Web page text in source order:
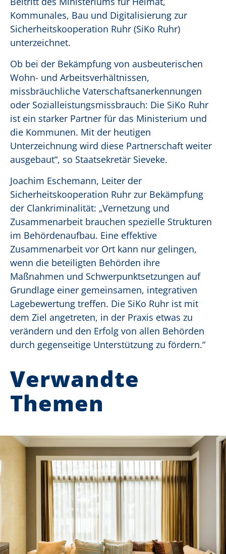
Kommunales, Bau und Digitalisierung zur
Sicherheitskooperation Ruhr (SiKo Ruhr)
unterzeichnet.
Ob bei der Bekämpfung von ausbeuterischen
Wohn- und Arbeitsverhältnissen,
missbräuchliche Vaterschaftsanerkennungen
oder Sozialleistungsmissbrauch: Die SiKo Ruhr
ist ein starker Partner für das Ministerium und
die Kommunen. Mit der heutigen
Unterzeichnung wird diese Partnerschaft weiter
ausgebaut“, so Staatsekretär Sieveke.
Joachim Eschemann, Leiter der
Sicherheitskooperation Ruhr zur Bekämpfung
der Clankriminalität: „Vernetzung und
Zusammenarbeit brauchen spezielle Strukturen
im Behördenaufbau. Eine effektive
Zusammenarbeit vor Ort kann nur gelingen,
wenn die beteiligten Behörden ihre
Maßnahmen und Schwerpunktsetzungen auf
Grundlage einer gemeinsamen, integrativen
Lagebewertung treffen. Die SiKo Ruhr ist mit
dem Ziel angetreten, in der Praxis etwas zu
verändern und den Erfolg von allen Behörden
durch gegenseitige Unterstützung zu fördern.“
Verwandte
Themen